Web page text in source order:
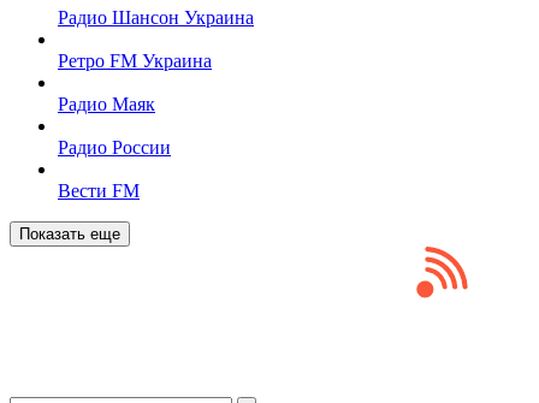
Радио Шансон Украина
Ретро FM Украина
Радио Маяк
Радио России
Вести FM
Показать еще